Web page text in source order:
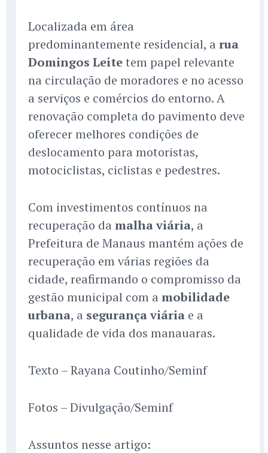
Localizada em área
predominantemente residencial, a rua
Domingos Leitetem papel relevante
na circulação de moradores e no acesso
a serviços e comércios do entorno. A
renovação completa do pavimento deve
oferecer melhores condições de
deslocamento para motoristas,
motociclistas, ciclistas e pedestres.
Com investimentos contínuos na
recuperação da malha viária, a
Prefeitura de Manaus mantém ações de
recuperação em várias regiões da
cidade, reafirmando o compromisso da
gestão municipal com a mobilidade
urbana, a segurança viária e a
qualidade de vida dos manauaras.
Texto – Rayana Coutinho/Seminf
Fotos – Divulgação/Seminf
Assuntos nesse artigo: